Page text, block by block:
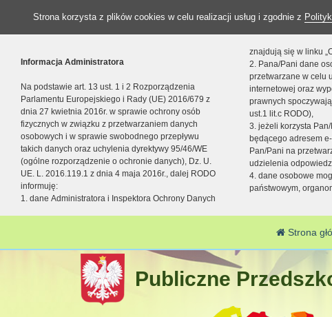
Strona korzysta z plików cookies w celu realizacji usług i zgodnie z
Informacja Administratora
Na podstawie art. 13 ust. 1 i 2 Rozporządzenia
Parlamentu Europejskiego i Rady (UE) 2016/679 z
dnia 27 kwietnia 2016r. w sprawie ochrony osób
fizycznych w związku z przetwarzaniem danych
osobowych i w sprawie swobodnego przepływu
takich danych oraz uchylenia dyrektywy 95/46/WE
(ogólne rozporządzenie o ochronie danych), Dz. U.
UE. L. 2016.119.1 z dnia 4 maja 2016r., dalej RODO
informuję:
1. dane Administratora i Inspektora Ochrony Danych
znajdują się w linku
2. Pana/Pani dane
przetwarzane w celu
internetowej oraz
prawnych
ust.1 lit.c RODO),
3. jeżeli korzysta
będącego adresem
Pan/Pani na
udzielenia
4. dane osobowe
państwowym,
Strona
Publiczne